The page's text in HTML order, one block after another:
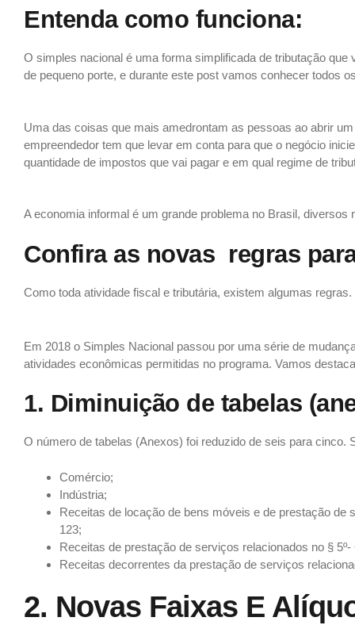
Entenda como funciona:
O simples nacional é uma forma simplificada de tributação
de pequeno porte, e durante este post vamos conhecer todos
Uma das coisas que mais amedrontam as pessoas ao abrir
empreendedor tem que levar em conta para que o negócio
quantidade de impostos que vai pagar e em qual regime de
A economia informal é um grande problema no Brasil,
Confira as novas regras
Como toda atividade fiscal e tributária, existem algumas
Em 2018 o Simples Nacional passou por uma série de
atividades econômicas permitidas no programa. Vamos
1. Diminuição de tabelas
O número de tabelas (Anexos) foi reduzido de seis para cinco.
Comércio;
Indústria;
Receitas de locação de bens móveis e de prestação de
123;
Receitas de prestação de serviços relacionados no §
Receitas decorrentes da prestação de serviços
2. Novas Faixas E